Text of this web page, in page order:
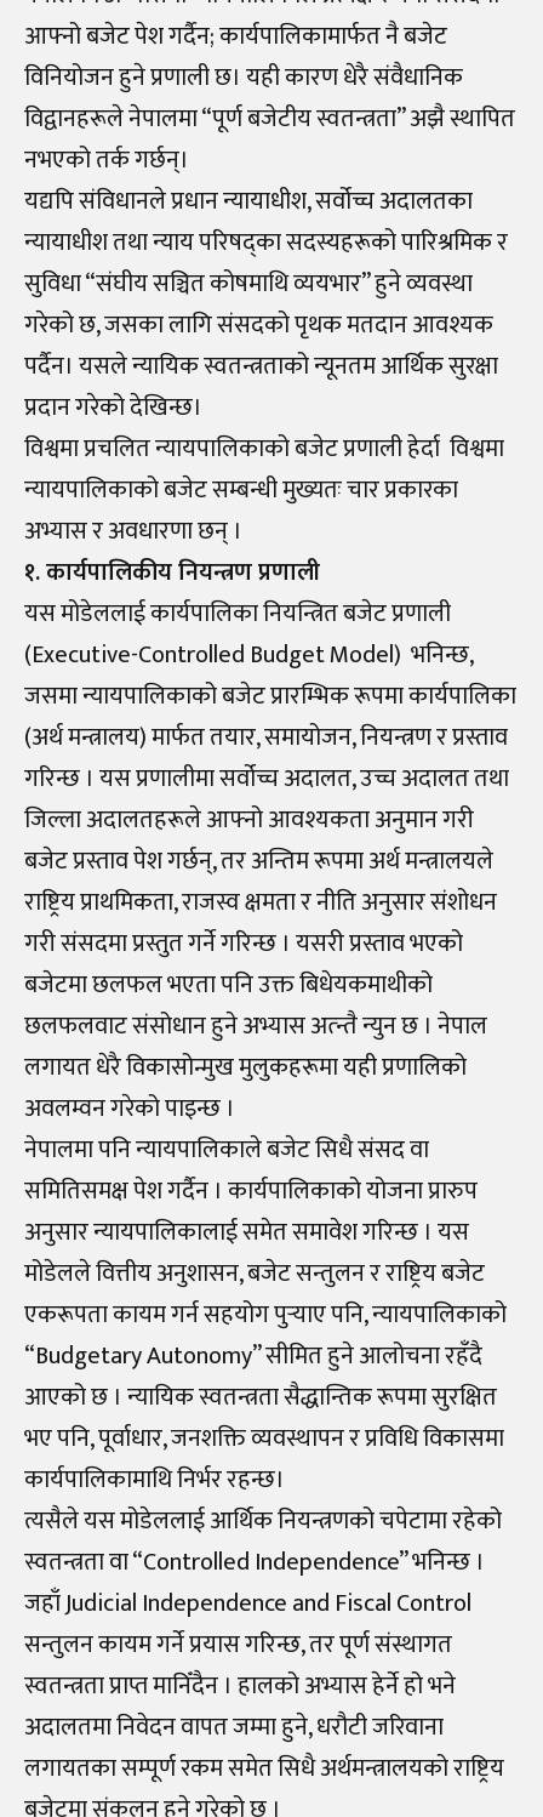
आफ्नो बजेट पेश गर्दैन; कार्यपालिकामार्फत नै बजेट
विनियोजन हुने प्रणाली छ। यही कारण धेरै संवैधानिक
विद्वानहरूले नेपालमा “पूर्ण बजेटीय स्वतन्त्रता” अझै स्थापित
नभएको तर्क गर्छन्।
यद्यपि संविधानले प्रधान न्यायाधीश, सर्वोच्च अदालतका
न्यायाधीश तथा न्याय परिषद्का सदस्यहरूको पारिश्रमिक र
सुविधा “संघीय सञ्चित कोषमाथि व्ययभार” हुने व्यवस्था
गरेको छ, जसका लागि संसदको पृथक मतदान आवश्यक
पर्दैन। यसले न्यायिक स्वतन्त्रताको न्यूनतम आर्थिक सुरक्षा
प्रदान गरेको देखिन्छ।
विश्वमा प्रचलित न्यायपालिकाको बजेट प्रणाली हेर्दा विश्वमा
न्यायपालिकाको बजेट सम्बन्धी मुख्यतः चार प्रकारका
अभ्यास र अवधारणा छन् ।
१. कार्यपालिकीय नियन्त्रण प्रणाली
यस मोडेललाई कार्यपालिका नियन्त्रित बजेट प्रणाली
(Executive-Controlled Budget Model) भनिन्छ,
जसमा न्यायपालिकाको बजेट प्रारम्भिक रूपमा कार्यपालिका
(अर्थ मन्त्रालय) मार्फत तयार, समायोजन, नियन्त्रण र प्रस्ताव
गरिन्छ । यस प्रणालीमा सर्वोच्च अदालत, उच्च अदालत तथा
जिल्ला अदालतहरूले आफ्नो आवश्यकता अनुमान गरी
बजेट प्रस्ताव पेश गर्छन्, तर अन्तिम रूपमा अर्थ मन्त्रालयले
राष्ट्रिय प्राथमिकता, राजस्व क्षमता र नीति अनुसार संशोधन
गरी संसदमा प्रस्तुत गर्ने गरिन्छ । यसरी प्रस्ताव भएको
बजेटमा छलफल भएता पनि उक्त बिधेयकमाथीको
छलफलवाट संसोधान हुने अभ्यास अत्न्तै न्युन छ । नेपाल
लगायत धेरै विकासोन्मुख मुलुकहरूमा यही प्रणालिको
अवलम्वन गरेको पाइन्छ ।
नेपालमा पनि न्यायपालिकाले बजेट सिधै संसद वा
समितिसमक्ष पेश गर्दैन । कार्यपालिकाको योजना प्रारुप
अनुसार न्यायपालिकालाई समेत समावेश गरिन्छ । यस
मोडेलले वित्तीय अनुशासन, बजेट सन्तुलन र राष्ट्रिय बजेट
एकरूपता कायम गर्न सहयोग पुर्‍याए पनि, न्यायपालिकाको
“Budgetary Autonomy” सीमित हुने आलोचना रहँदै
आएको छ । न्यायिक स्वतन्त्रता सैद्धान्तिक रूपमा सुरक्षित
भए पनि, पूर्वाधार, जनशक्ति व्यवस्थापन र प्रविधि विकासमा
कार्यपालिकामाथि निर्भर रहन्छ।
त्यसैले यस मोडेललाई आर्थिक नियन्त्रणको चपेटामा रहेको
स्वतन्त्रता वा “Controlled Independence” भनिन्छ ।
जहाँ Judicial Independence and Fiscal Control
सन्तुलन कायम गर्ने प्रयास गरिन्छ, तर पूर्ण संस्थागत
स्वतन्त्रता प्राप्त मानिँदैन । हालको अभ्यास हेर्ने हो भने
अदालतमा निवेदन वापत जम्मा हुने, धरौटी जरिवाना
लगायतका सम्पूर्ण रकम समेत सिधै अर्थमन्त्रालयको राष्ट्रिय